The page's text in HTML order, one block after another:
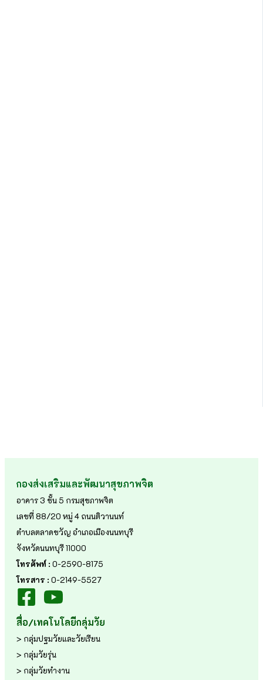
กองส่งเสริมและพัฒนาสุขภาพจิต
อาคาร 3 ชั้น 5 กรมสุขภาพจิต
เลขที่ 88/20 หมู่ 4 ถนนติวานนท์
ตำบลตลาดขวัญ อำเภอเมืองนนทบุรี
จังหวัดนนทบุรี 11000
โทรศัพท์ : 0-2590-8175
โทรสาร : 0-2149-5527
สื่อ/เทคโนโลยีกลุ่มวัย
> กลุ่มปฐมวัยและวัยเรียน
> กลุ่มวัยรุ่น
> กลุ่มวัยทำงาน